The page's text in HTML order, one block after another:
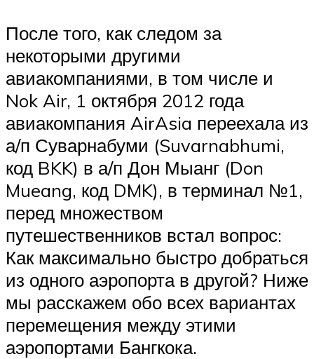
После того, как следом за
некоторыми другими
авиакомпаниями, в том числе и
Nok Air, 1 октября 2012 года
авиакомпания AirAsia переехала из
а/п Суварнабуми (Suvarnabhumi,
код BKK) в а/п Дон Мыанг (Don
Mueang, код DMK), в терминал №1,
перед множеством
путешественников встал вопрос:
Как максимально быстро добраться
из одного аэропорта в другой? Ниже
мы расскажем обо всех вариантах
перемещения между этими
аэропортами Бангкока.